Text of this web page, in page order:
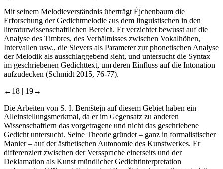
Mit seinem Melodieverständnis überträgt Ėjchenbaum die
Erforschung der Gedichtmelodie aus dem linguistischen in den
literaturwissenschaftlichen Bereich. Er verzichtet bewusst auf die
Analyse des Timbres, des Verhältnisses zwischen Vokalhöhen,
Intervallen usw., die Sievers als Parameter zur phonetischen Analyse
der Melodik als ausschlaggebend sieht, und untersucht die Syntax
im geschriebenen Gedichttext, um deren Einfluss auf die Intonation
aufzudecken (Schmidt 2015, 76-77).
←18 | 19→
Die Arbeiten von S. I. Bernštejn auf diesem Gebiet haben ein
Alleinstellungsmerkmal, da er im Gegensatz zu anderen
Wissenschaftlern das vorgetragene und nicht das geschriebene
Gedicht untersucht. Seine Theorie gründet – ganz in formalistischer
Manier – auf der ästhetischen Autonomie des Kunstwerkes. Er
differenziert zwischen der Verssprache einerseits und der
Deklamation als Kunst mündlicher Gedichtinterpretation